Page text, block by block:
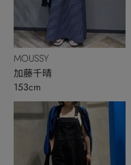
MOUSSY
加藤千晴
153cm